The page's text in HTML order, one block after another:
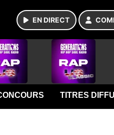
EN DIRECT
TITRES